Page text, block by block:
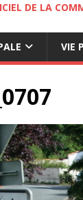
DE LA
VIE